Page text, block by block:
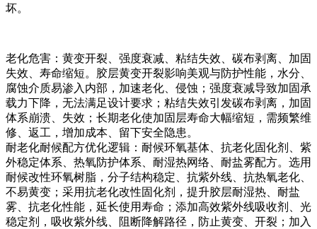
坏。
老化危害：黄变开裂、强度衰减、粘结失效、碳布剥离、加固
失效、寿命缩短。胶层黄变开裂影响美观与防护性能，水分、
腐蚀介质易渗入内部，加速老化、侵蚀；强度衰减导致加固承
载力下降，无法满足设计要求；粘结失效引发碳布剥离，加固
体系崩溃、失效；长期老化使加固层寿命大幅缩短，需频繁维
修、返工，增加成本、留下安全隐患。
耐老化耐候配方优化逻辑：耐候环氧基体、抗老化固化剂、紫
外稳定体系、热氧防护体系、耐湿热网络、耐盐雾配方。选用
耐候改性环氧树脂，分子结构稳定、抗紫外线、抗热氧老化、
不易黄变；采用抗老化改性固化剂，提升胶层耐湿热、耐盐
雾、抗老化性能，延长使用寿命；添加高效紫外线吸收剂、光
稳定剂，吸收紫外线、阻断降解路径，防止黄变、开裂；加入